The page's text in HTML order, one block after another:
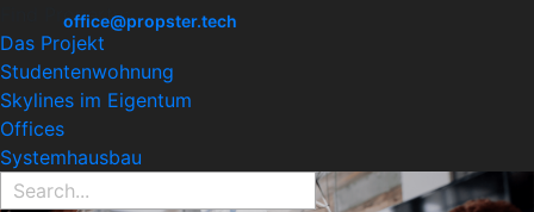
Find Property:
Das Projekt
Studentenwohnung
Skylines im Eigentum
Offices
Systemhausbau
office@propster.tech